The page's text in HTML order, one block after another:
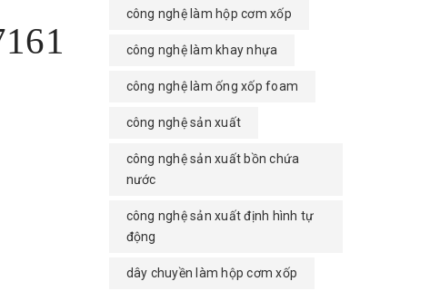
công nghệ làm hộp cơm xốp
công nghệ làm khay nhựa
công nghệ làm ống xốp foam
công nghệ sản xuất
công nghệ sản xuất bồn chứa
nước
công nghệ sản xuất định hình tự
động
dây chuyền làm hộp cơm xốp